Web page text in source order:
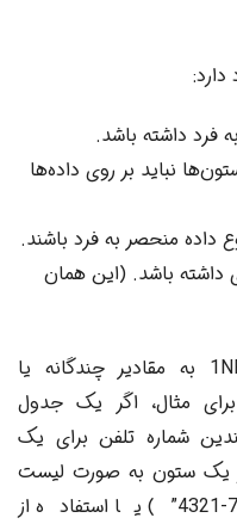
فرد داشته باشد.
نباید بر روی داده‌ها
داده منحصر به فرد باشند.
داشته باشد. (این همان
در گذشته، اصلی‌ترین تخلف از 1NF به مقادیر چندگانه یا
مثال، اگر یک جدول
شماره تلفن برای یک
یک ستون به صورت لیست
(مانند “123-456-7890, 098-765-4321”) یا استفاده از